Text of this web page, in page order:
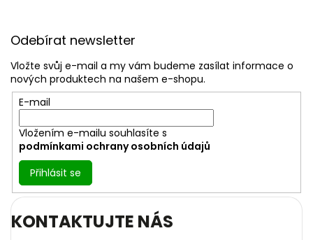
Odebírat newsletter
Vložte svůj e-mail a my vám budeme zasílat informace o
nových produktech na našem e-shopu.
E-mail
Vložením e-mailu souhlasíte s
podmínkami ochrany osobních údajů
Přihlásit se
KONTAKTUJTE NÁS